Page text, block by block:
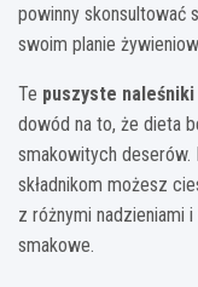
powinny skonsultować
swoim planie
Te puszyste
dowód na to, że dieta
smakowitych
składnikom możesz
z różnymi nadzieniami
smakowe.